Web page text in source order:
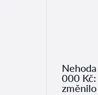
000
změnilo